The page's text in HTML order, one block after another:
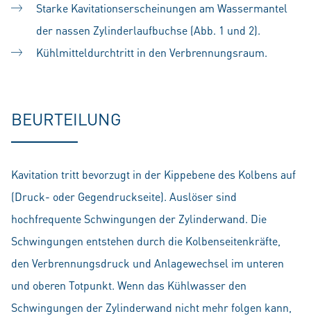
Starke Kavitationserscheinungen am Wassermantel
der nassen Zylinderlaufbuchse (Abb. 1 und 2).
Kühlmitteldurchtritt in den Verbrennungsraum.
BEURTEILUNG
Kavitation tritt bevorzugt in der Kippebene des Kolbens auf
(Druck- oder Gegendruckseite). Auslöser sind
hochfrequente Schwingungen der Zylinderwand. Die
Schwingungen entstehen durch die Kolbenseitenkräfte,
den Verbrennungsdruck und Anlagewechsel im unteren
und oberen Totpunkt. Wenn das Kühlwasser den
Schwingungen der Zylinderwand nicht mehr folgen kann,